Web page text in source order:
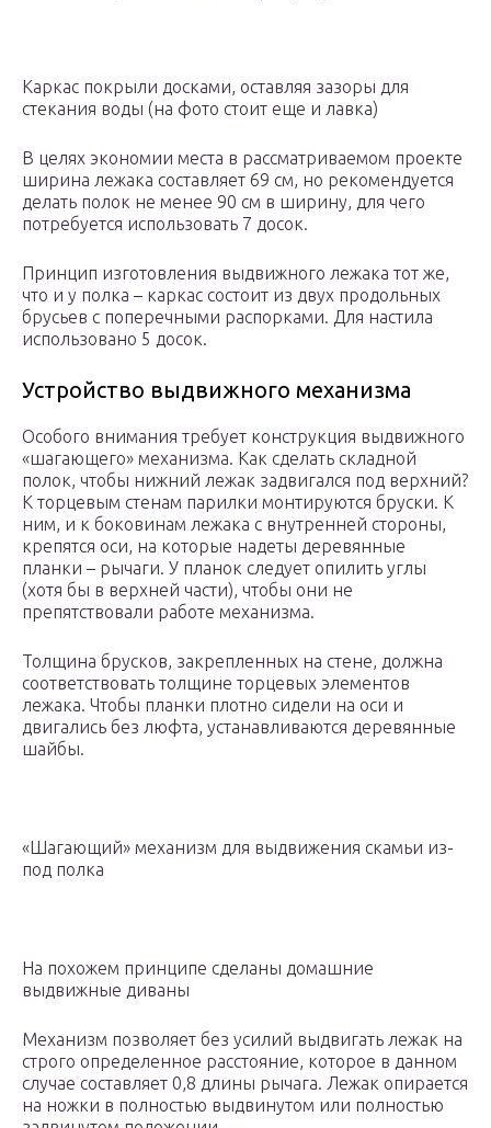
Каркас покрыли досками, оставляя зазоры для
стекания воды (на фото стоит еще и лавка)
В целях экономии места в рассматриваемом проекте
ширина лежака составляет 69 см, но рекомендуется
делать полок не менее 90 см в ширину, для чего
потребуется использовать 7 досок.
Принцип изготовления выдвижного лежака тот же,
что и у полка – каркас состоит из двух продольных
брусьев с поперечными распорками. Для настила
использовано 5 досок.
Устройство выдвижного механизма
Особого внимания требует конструкция выдвижного
«шагающего» механизма. Как сделать складной
полок, чтобы нижний лежак задвигался под верхний?
К торцевым стенам парилки монтируются бруски. К
ним, и к боковинам лежака с внутренней стороны,
крепятся оси, на которые надеты деревянные
планки – рычаги. У планок следует опилить углы
(хотя бы в верхней части), чтобы они не
препятствовали работе механизма.
Толщина брусков, закрепленных на стене, должна
соответствовать толщине торцевых элементов
лежака. Чтобы планки плотно сидели на оси и
двигались без люфта, устанавливаются деревянные
шайбы.
«Шагающий» механизм для выдвижения скамьи из-
под полка
На похожем принципе сделаны домашние
выдвижные диваны
Механизм позволяет без усилий выдвигать лежак на
строго определенное расстояние, которое в данном
случае составляет 0,8 длины рычага. Лежак опирается
на ножки в полностью выдвинутом или полностью